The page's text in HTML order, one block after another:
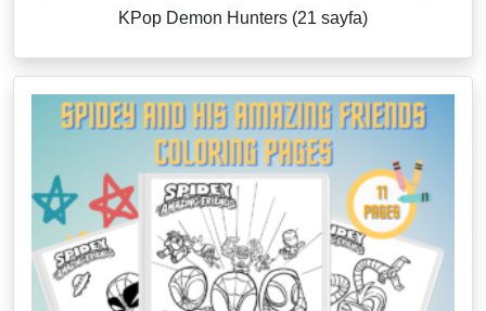
KPop Demon Hunters (21 sayfa)